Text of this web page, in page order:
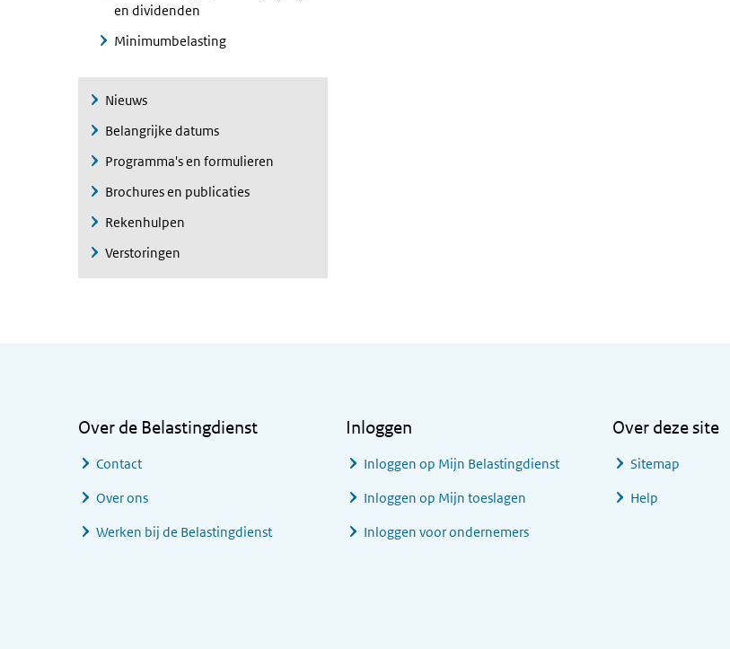
en dividenden
Minimumbelasting
Nieuws
Belangrijke datums
Programma's en formulieren
Brochures en publicaties
Rekenhulpen
Verstoringen
Over de Belastingdienst
Contact
Over ons
Werken bij de Belastingdienst
Inloggen
Inloggen op Mijn Belastingdienst
Inloggen op Mijn toeslagen
Inloggen voor ondernemers
Over deze site
Sitemap
Help